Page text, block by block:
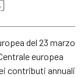
del 23 marzo
europea
contributi annuali